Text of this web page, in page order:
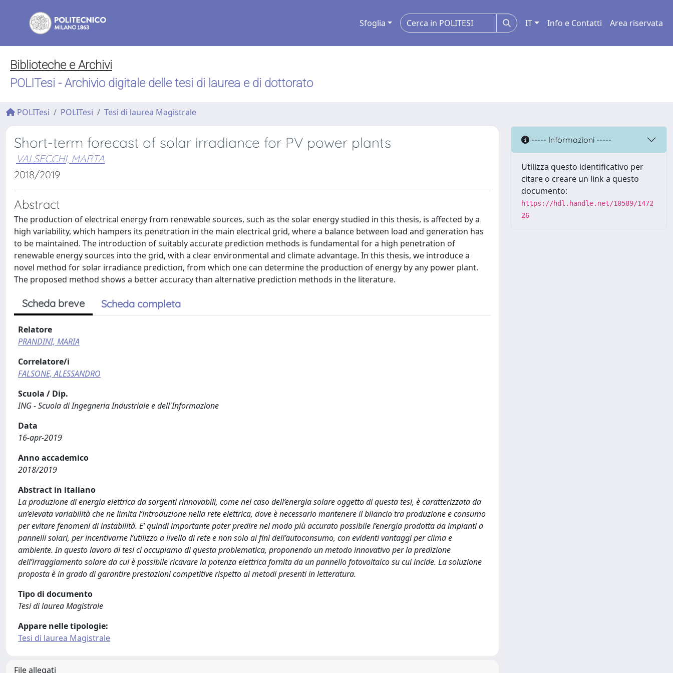
Sfoglia IT Info e Contatti Area riservata
Biblioteche e Archivi
POLITesi - Archivio digitale delle tesi di laurea e di dottorato
POLITesi POLITesi Tesi di laurea Magistrale
Short-term forecast of solar irradiance for PV power plants
VALSECCHI, MARTA
2018/2019
Abstract
The production of electrical energy from renewable sources, such as the solar energy studied in this thesis, is affected by a
high variability, which hampers its penetration in the main electrical grid, where a balance between load and generation has
to be maintained. The introduction of suitably accurate prediction methods is fundamental for a high penetration of
renewable energy sources into the grid, with a clear environmental and climate advantage. In this thesis, we introduce a
novel method for solar irradiance prediction, from which one can determine the production of energy by any power plant.
The proposed method shows a better accuracy than alternative prediction methods in the literature.
Scheda breve Scheda completa
Relatore
PRANDINI, MARIA
Correlatore/i
FALSONE, ALESSANDRO
Scuola / Dip.
ING - Scuola di Ingegneria Industriale e dell'Informazione
Data
16-apr-2019
Anno accademico
2018/2019
Abstract in italiano
La produzione di energia elettrica da sorgenti rinnovabili, come nel caso dell’energia solare oggetto di questa tesi, è caratterizzata da
un’elevata variabilità che ne limita l’introduzione nella rete elettrica, dove è necessario mantenere il bilancio tra produzione e consumo
per evitare fenomeni di instabilità. E’ quindi importante poter predire nel modo più accurato possibile l’energia prodotta da impianti a
pannelli solari, per incentivarne l’utilizzo a livello di rete e non solo ai fini dell’autoconsumo, con evidenti vantaggi per clima e
ambiente. In questo lavoro di tesi ci occupiamo di questa problematica, proponendo un metodo innovativo per la predizione
dell’irraggiamento solare da cui è possibile ricavare la potenza elettrica fornita da un pannello fotovoltaico su cui incide. La soluzione
proposta è in grado di garantire prestazioni competitive rispetto ai metodi presenti in letteratura.
Tipo di documento
Tesi di laurea Magistrale
Appare nelle tipologie:
Tesi di laurea Magistrale
File allegati
----- Informazioni -----
Utilizza questo identificativo per
citare o creare un link a questo
documento:
https://hdl.handle.net/10589/1472
26